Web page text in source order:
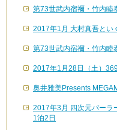
第73世武内宿禰・竹内睦
2017年1月 大村真吾とい
第73世武内宿禰・竹内睦
2017年1月28日（土）
奥井雅美Presents
2017年3月 四次元パーラ
1泊2日